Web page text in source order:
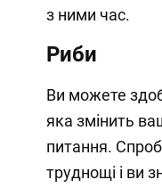
з ними час.
Риби
Ви можете
яка змінить
питання.
труднощі і ви